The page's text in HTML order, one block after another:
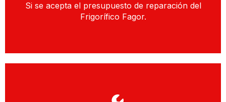
Si se acepta el presupuesto de reparación del
Frigorífico Fagor.
Desplazamiento Gratuito